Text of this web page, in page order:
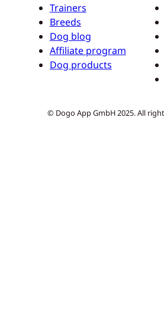
Trainers
Breeds
Dog blog
Affiliate program
Dog products
© Dogo App GmbH 2025. All